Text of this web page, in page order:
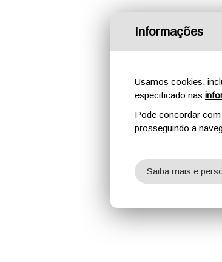
Informações
Usamos cookies,
especificado nas
Pode concordar
prosseguindo a
Saiba mais e